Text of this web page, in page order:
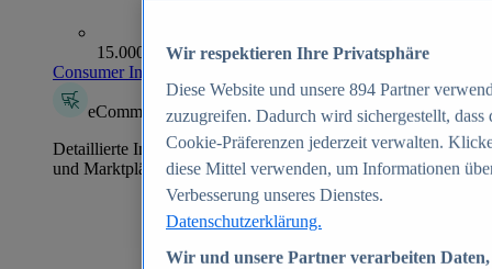
15.000+ Marken
Consumer Insights entdecken
eCommerce Insights
Detaillierte Informationen zu mehr als 39.000 Online-Shops
und Marktplätzen
Wir respektieren Ihre Privatsphäre
Diese Website und unsere 894 Partner
zuzugreifen. Dadurch wird sichergestellt,
Cookie-Präferenzen jederzeit verwalten.
diese Mittel verwenden, um Informationen
Verbesserung unseres Dienstes.
Datenschutzerklärung.
Wir und unsere Partner verarbeiten